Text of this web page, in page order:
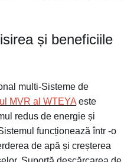
și beneficiile
multi-Sisteme de
MVR al WTEYAeste
redus de energie și
funcționează într -o
de apă și creșterea